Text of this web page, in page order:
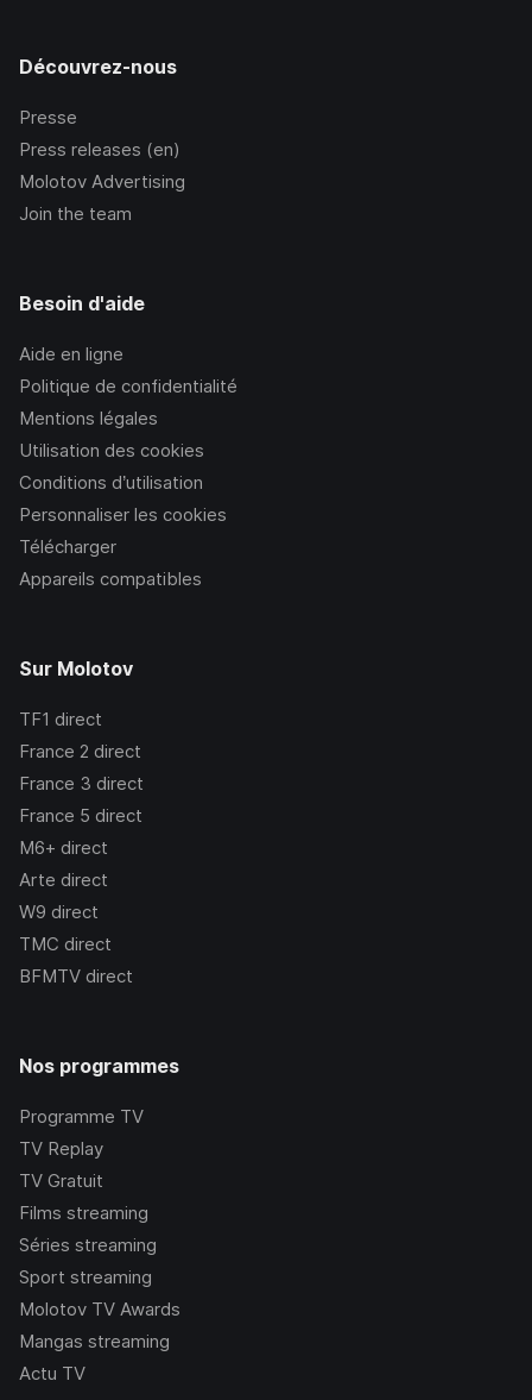
Découvrez-nous
Presse
Press releases (en)
Molotov Advertising
Join the team
Besoin d'aide
Aide en ligne
Politique de confidentialité
Mentions légales
Utilisation des cookies
Conditions d’utilisation
Personnaliser les cookies
Télécharger
Appareils compatibles
Sur Molotov
TF1 direct
France 2 direct
France 3 direct
France 5 direct
M6+ direct
Arte direct
W9 direct
TMC direct
BFMTV direct
Nos programmes
Programme TV
TV Replay
TV Gratuit
Films streaming
Séries streaming
Sport streaming
Molotov TV Awards
Mangas streaming
Actu TV